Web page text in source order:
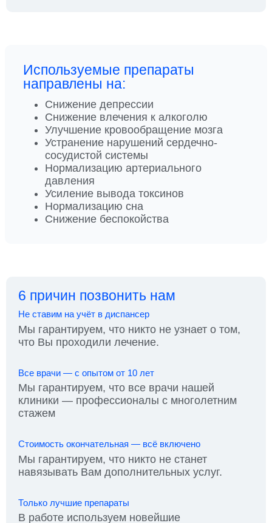
Используемые препараты
направлены на:
Снижение депрессии
Снижение влечения к алкоголю
Улучшение кровообращение мозга
Устранение нарушений сердечно-
сосудистой системы
Нормализацию артериального
давления
Усиление вывода токсинов
Нормализацию сна
Снижение беспокойства
6 причин позвонить нам
Не ставим на учёт в диспансер
Мы гарантируем, что никто не узнает о том,
что Вы проходили лечение.
Все врачи — с опытом от 10 лет
Мы гарантируем, что все врачи нашей
клиники — профессионалы с многолетним
стажем
Стоимость окончательная — всё включено
Мы гарантируем, что никто не станет
навязывать Вам дополнительных услуг.
Только лучшие препараты
В работе используем новейшие